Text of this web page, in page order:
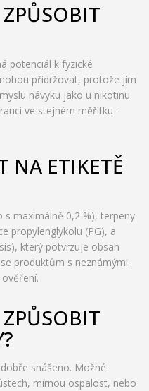
potenciál k fyzické
přidržovat, protože jim
návyku jako u nikotinu
ve stejném měřítku -
NA ETIKETĚ
s maximálně 0,2 %), terpeny
propylenglykolu (PG), a
který potvrzuje obsah
produktům s neznámými
snášeno. Možné
mírnou ospalost, nebo